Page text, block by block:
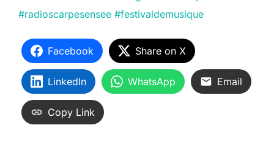
#radioscarpesensee #festivaldemusique
Facebook Share on X
LinkedIn WhatsApp Email
Copy Link